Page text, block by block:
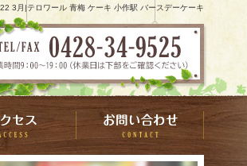
3月|テロワール 青梅 ケーキ 小作駅 バースデーケーキ